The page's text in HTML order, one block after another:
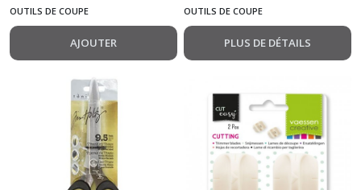
OUTILS DE COUPE
AJOUTER
OUTILS DE COUPE
PLUS DE DÉTAILS